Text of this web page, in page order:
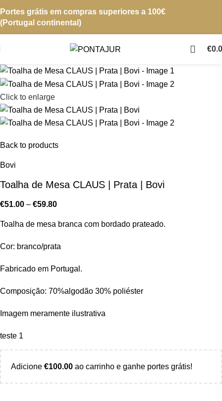
Portes grátis em compras superiores a 100€
(Portugal continental)
€
Click to enlarge
Back to products
Bovi
Toalha de Mesa CLAUS | Prata | Bovi
€51.00 – €59.80
Toalha de mesa branca com bordado prateado.
Cor: branco/prata
Fabricado em Portugal.
Composição: 70%algodão 30% poliéster
Imagem meramente ilustrativa
teste 1
Adicione €100.00 ao carrinho e ganhe portes grátis!